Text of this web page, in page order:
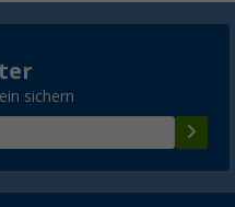
sichern